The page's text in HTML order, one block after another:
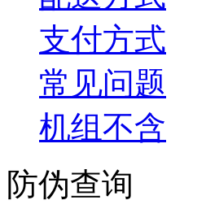
支付方式
常见问题
机组不含
防伪查询